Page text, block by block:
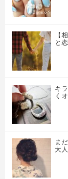
【
と
キ
く
ま
大